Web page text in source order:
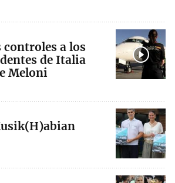
controles a los
de Italia
Meloni